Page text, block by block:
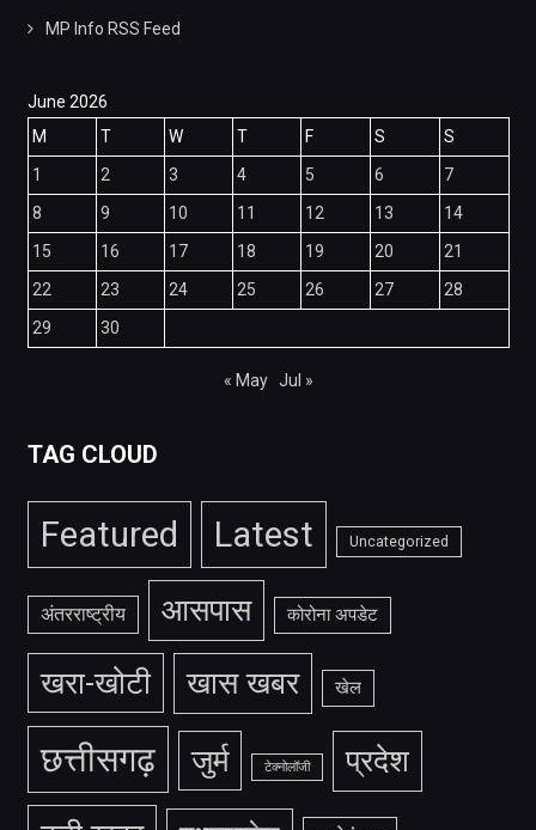
MP Info RSS Feed
June 2026
M
T W T F S
S
1
2 3 4 5 6
7
8
9 10 11 12 13
14
15
16 17 18 19 20
21
22
23 24 25 26 27
28
29
30
« May Jul »
TAG CLOUD
Featured Latest Uncategorized
अंतरराष्ट्रीय आसपास कोरोना अपडेट
खरा-खोटी खास खबर खेल
छत्तीसगढ़ जुर्म टेक्नोलॉजी प्रदेश